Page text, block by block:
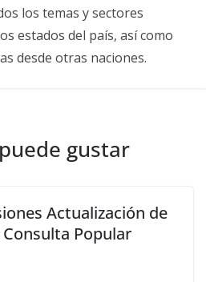
los temas y sectores
estados del país, así como
desde otras naciones.
gustar
Actualización de
Consulta Popular